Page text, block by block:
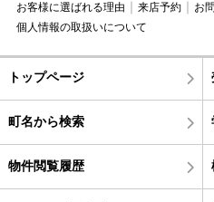
お客様に選ばれる理由
来店予約
お
個人情報の取扱いについて
トップページ
町名から検索
物件閲覧履歴